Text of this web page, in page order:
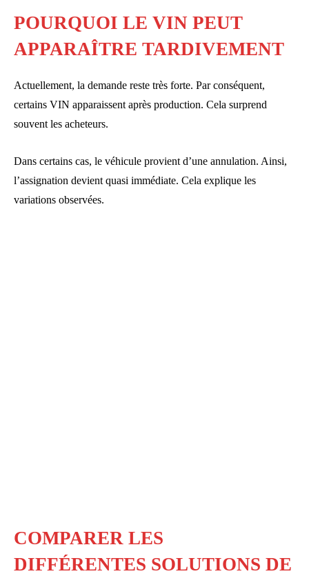
POURQUOI LE VIN PEUT
APPARAÎTRE TARDIVEMENT
Actuellement, la demande reste très forte. Par conséquent,
certains VIN apparaissent après production. Cela surprend
souvent les acheteurs.
Dans certains cas, le véhicule provient d’une annulation. Ainsi,
l’assignation devient quasi immédiate. Cela explique les
variations observées.
COMPARER LES
DIFFÉRENTES SOLUTIONS DE